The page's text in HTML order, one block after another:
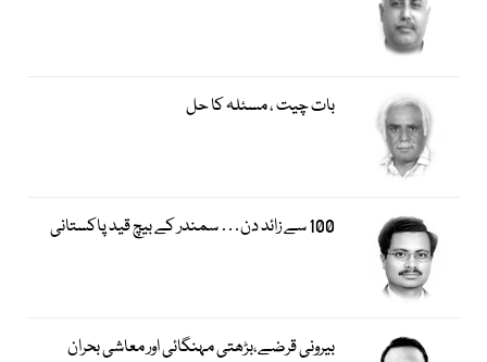
بات چیت ، مسئلہ کا حل
100 سے زائد دن… سمندر کے بیچ قید پاکستانی
بیرونی قرضے،بڑھتی مہنگائی اور معاشی بحران